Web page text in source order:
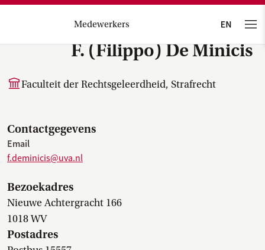
Medewerkers
F. (Filippo) De Minicis
Faculteit der Rechtsgeleerdheid, Strafrecht
Contactgegevens
Email
f.deminicis@uva.nl
Bezoekadres
Nieuwe Achtergracht 166
1018 WV
Postadres